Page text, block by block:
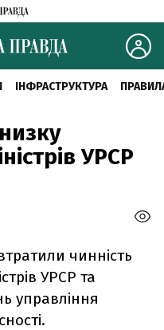
ІНФРАСТРУКТУРА
УРСР
чинність
УРСР та
управління